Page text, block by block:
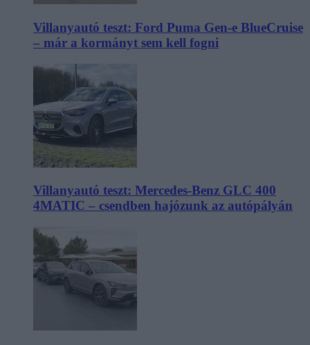
Villanyautó teszt: Ford Puma Gen-e BlueCruise
– már a kormányt sem kell fogni
Villanyautó teszt: Mercedes-Benz GLC 400
4MATIC – csendben hajózunk az autópályán